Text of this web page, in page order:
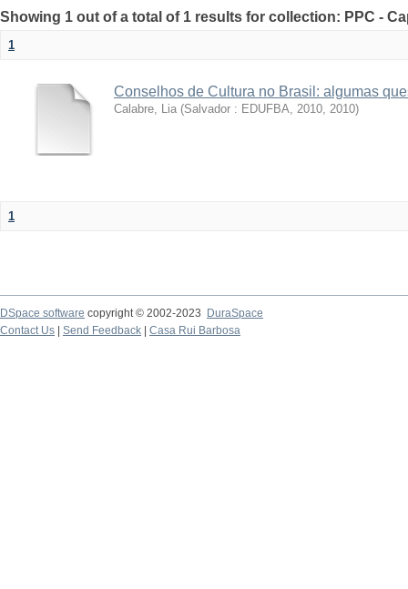
Showing 1 out of a total of 1 results for collection: PPC -
1
Conselhos de Cultura no Brasil: algumas
Calabre, Lia (Salvador : EDUFBA, 2010, 2010)
1
DSpace software copyright © 2002-2023
DuraSpace
Contact Us
Send Feedback Casa Rui Barbosa